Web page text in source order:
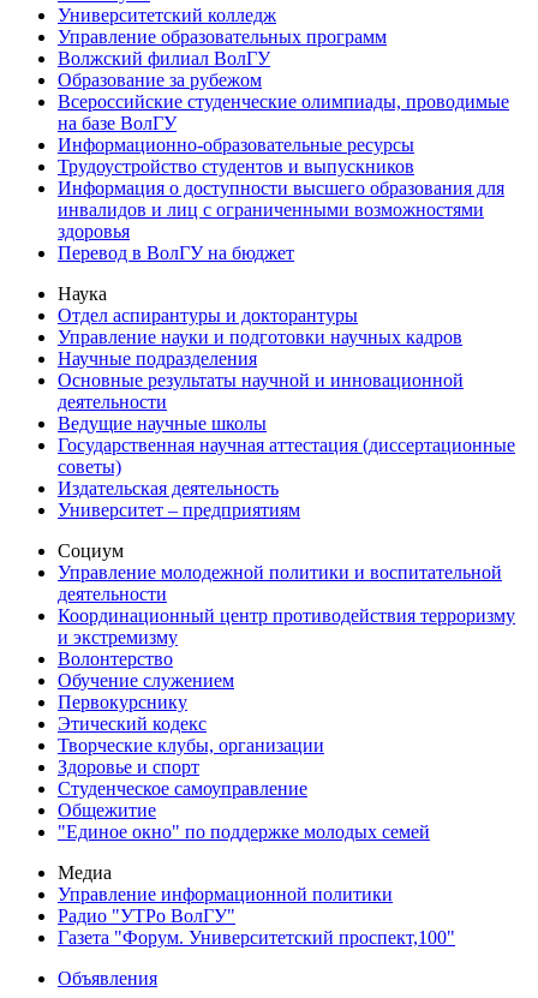
Университетский колледж
Управление образовательных программ
Волжский филиал ВолГУ
Образование за рубежом
Всероссийские студенческие олимпиады, проводимые
на базе ВолГУ
Информационно-образовательные ресурсы
Трудоустройство студентов и выпускников
Информация о доступности высшего образования для
инвалидов и лиц с ограниченными возможностями
здоровья
Перевод в ВолГУ на бюджет
Наука
Отдел аспирантуры и докторантуры
Управление науки и подготовки научных кадров
Научные подразделения
Основные результаты научной и инновационной
деятельности
Ведущие научные школы
Государственная научная аттестация (диссертационные
советы)
Издательская деятельность
Университет – предприятиям
Социум
Управление молодежной политики и воспитательной
деятельности
Координационный центр противодействия терроризму
и экстремизму
Волонтерство
Обучение служением
Первокурснику
Этический кодекс
Творческие клубы, организации
Здоровье и спорт
Студенческое самоуправление
Общежитие
"Единое окно" по поддержке молодых семей
Медиа
Управление информационной политики
Радио "УТРо ВолГУ"
Газета "Форум. Университетский проспект,100"
Объявления